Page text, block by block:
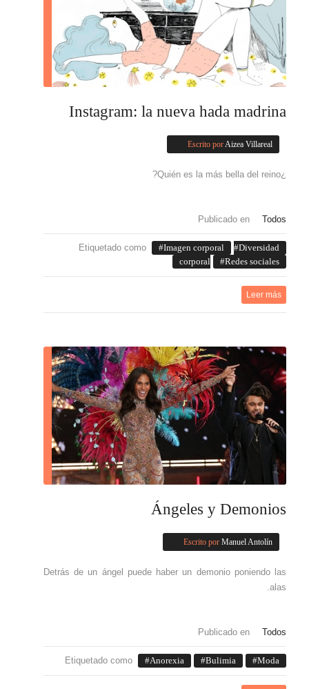
Instagram: la nueva hada madrina
Escrito por Aizea Villareal
¿Quién es la más bella del reino?
Publicado en Todos
Etiquetado como Imagen corporal
Diversidad
corporal
Redes sociales
Leer más
Ángeles y Demonios
Escrito por Manuel Antolín
Detrás de un ángel puede haber un demonio poniendo las
alas.
Publicado en Todos
Etiquetado como Anorexia Bulimia Moda